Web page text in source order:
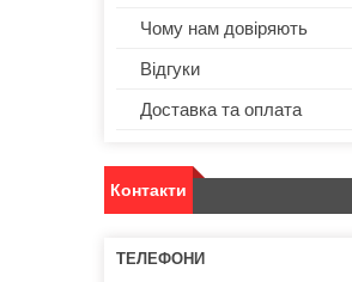
Чому нам довіряють
Відгуки
Доставка та оплата
Контакти